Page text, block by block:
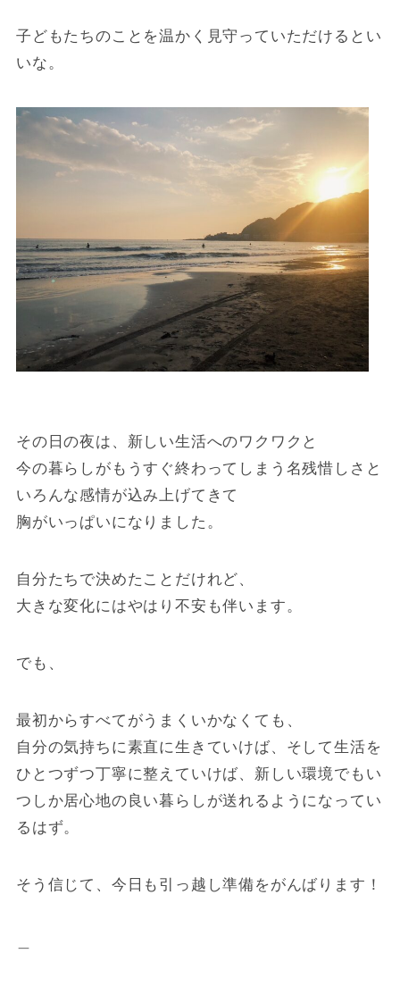
子どもたちのことを温かく見守っていただけるとい
いな。
その日の夜は、新しい生活へのワクワクと
今の暮らしがもうすぐ終わってしまう名残惜しさと
いろんな感情が込み上げてきて
胸がいっぱいになりました。
自分たちで決めたことだけれど、
大きな変化にはやはり不安も伴います。
でも、
最初からすべてがうまくいかなくても、
自分の気持ちに素直に生きていけば、そして生活を
ひとつずつ丁寧に整えていけば、新しい環境でもい
つしか居心地の良い暮らしが送れるようになってい
るはず。
そう信じて、今日も引っ越し準備をがんばります！